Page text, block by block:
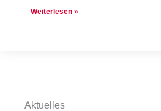
Weiterlesen »
Aktuelles